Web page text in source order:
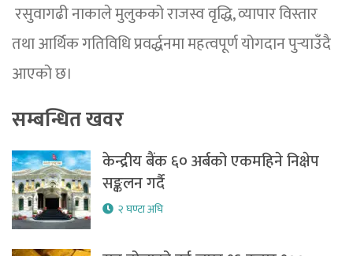
रसुवागढी नाकाले मुलुकको राजस्व वृद्धि, व्यापार विस्तार
तथा आर्थिक गतिविधि प्रवर्द्धनमा महत्वपूर्ण योगदान पुर्‍याउँदै
आएको छ।
सम्बन्धित खवर
केन्द्रीय बैंक ६० अर्बको एकमहिने निक्षेप
सङ्कलन गर्दै
२ घण्टा अघि